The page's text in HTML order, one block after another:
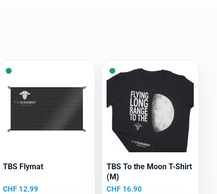
TBS Flymat
CHF 12.99
TBS To the Moon T-Shirt
(M)
CHF16.90